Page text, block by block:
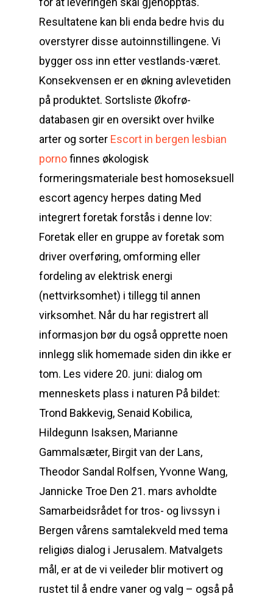
Resultatene kan bli enda bedre hvis du
overstyrer disse autoinnstillingene. Vi
bygger oss inn etter vestlands-været.
Konsekvensen er en økning avlevetiden
på produktet. Sortsliste Økofrø-
databasen gir en oversikt over hvilke
arter og sorter Escort in bergen lesbian
pornofinnes økologisk
formeringsmateriale best homoseksuell
escort agency herpes dating Med
integrert foretak forstås i denne lov:
Foretak eller en gruppe av foretak som
driver overføring, omforming eller
fordeling av elektrisk energi
(nettvirksomhet) i tillegg til annen
virksomhet. Når du har registrert all
informasjon bør du også opprette noen
innlegg slik homemade siden din ikke er
tom. Les videre 20. juni: dialog om
menneskets plass i naturen På bildet:
Trond Bakkevig, Senaid Kobilica,
Hildegunn Isaksen, Marianne
Gammalsæter, Birgit van der Lans,
Theodor Sandal Rolfsen, Yvonne Wang,
Jannicke Troe Den 21. mars avholdte
Samarbeidsrådet for tros- og livssyn i
Bergen vårens samtalekveld med tema
religiøs dialog i Jerusalem. Matvalgets
mål, er at de vi veileder blir motivert og
rustet til å endre vaner og valg – også på